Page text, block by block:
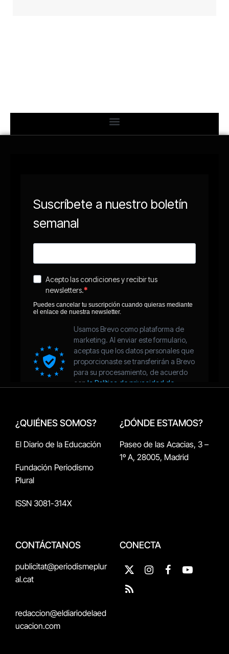
¿QUIÉNES SOMOS?
El Diario de la Educación
Fundación Periodismo
Plural
ISSN 3081-314X
¿DÓNDE ESTAMOS?
Paseo de las Acacias, 3 –
1º A, 28005, Madrid
CONTÁCTANOS
publicitat@periodismeplur
al.cat
redaccion@eldiariodelaed
ucacion.com
CONECTA
X
(Twitter)
InstagramFacebookYouTube
RSS